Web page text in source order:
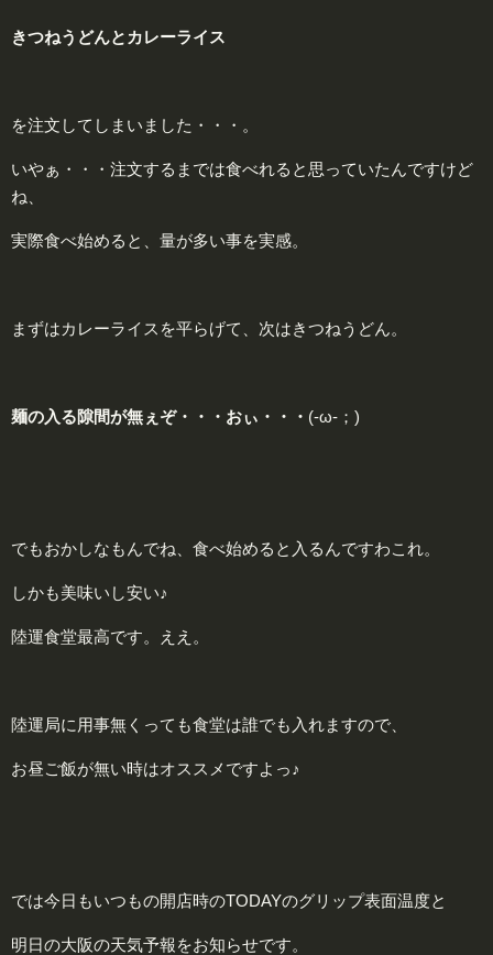
きつねうどんとカレーライス
を注文してしまいました・・・。
いやぁ・・・注文するまでは食べれると思っていたんですけど
ね、
実際食べ始めると、量が多い事を実感。
まずはカレーライスを平らげて、次はきつねうどん。
麺の入る隙間が無ぇぞ・・・おぃ・・・ (-ω-；)
でもおかしなもんでね、食べ始めると入るんですわこれ。
しかも美味いし安い♪
陸運食堂最高です。ええ。
陸運局に用事無くっても食堂は誰でも入れますので、
お昼ご飯が無い時はオススメですよっ♪
では今日もいつもの開店時のTODAYのグリップ表面温度と
明日の大阪の天気予報をお知らせです。